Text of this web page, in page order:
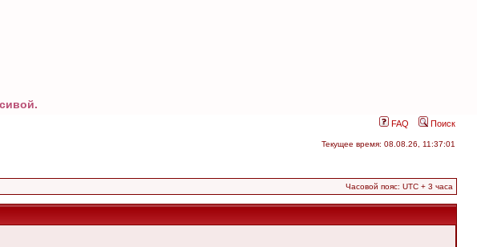
FAQ Поиск
Текущее время: 08.08.26, 11:37:01
Часовой пояс: UTC + 3 часа